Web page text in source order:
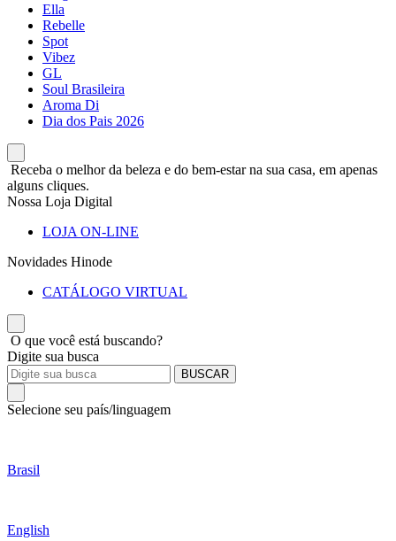
Ella
Rebelle
Spot
Vibez
GL
Soul Brasileira
Aroma Di
Dia dos Pais 2026
Receba o melhor da beleza e do bem-estar na sua casa, em apenas
alguns cliques.
Nossa Loja Digital
LOJA ON-LINE
Novidades Hinode
CATÁLOGO VIRTUAL
O que você está buscando?
Digite sua busca
BUSCAR
Selecione seu país/linguagem
Brasil
English